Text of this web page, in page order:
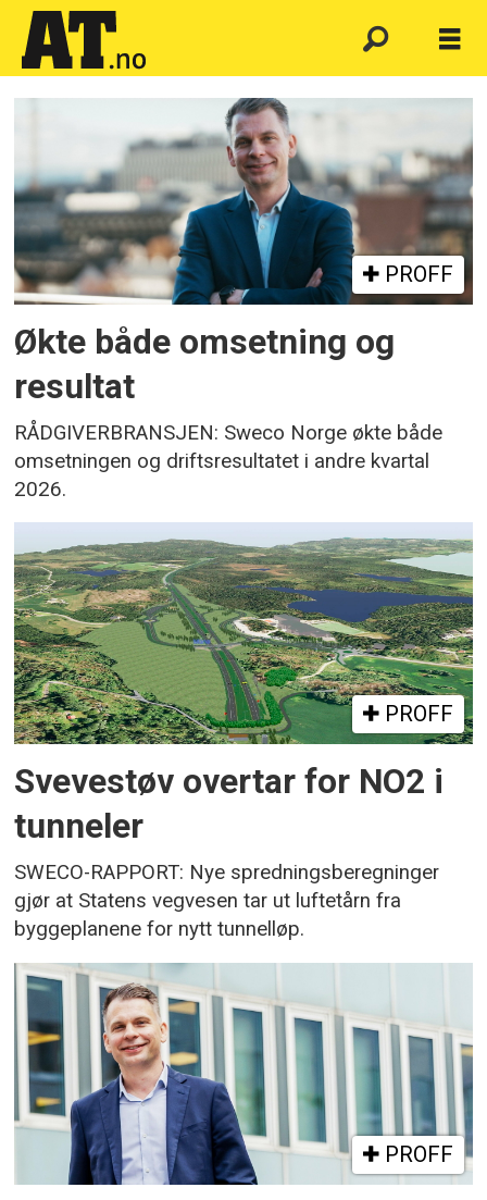
Emne:
sweco
PROFF
Økte både omsetning og
resultat
RÅDGIVERBRANSJEN: Sweco Norge økte både
omsetningen og driftsresultatet i andre kvartal
2026.
PROFF
Svevestøv overtar for NO2 i
tunneler
SWECO-RAPPORT: Nye spredningsberegninger
gjør at Statens vegvesen tar ut luftetårn fra
byggeplanene for nytt tunnelløp.
PROFF